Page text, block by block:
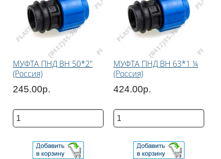
МУФТА ПНД ВН 50*2"
(Россия)
245.00р.
МУФТА ПНД ВН 63*1 ¼
(Россия)
424.00р.